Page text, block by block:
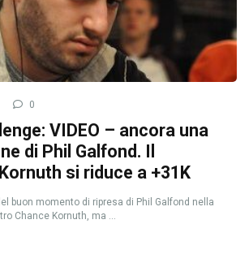
0
VIDEO – ancora una
di Phil Galfond. Il
si riduce a +31K
buon momento di ripresa di Phil Galfond nella
Chance Kornuth, ma ...